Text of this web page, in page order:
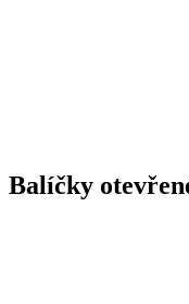
Balíčky